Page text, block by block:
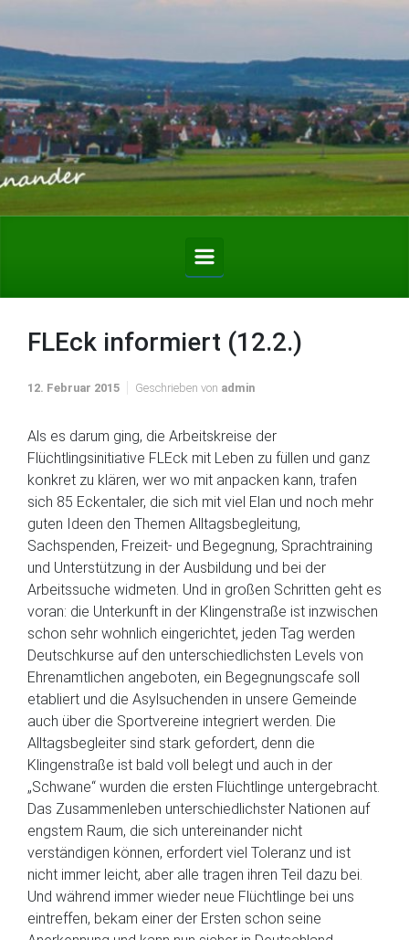
FLEck informiert (12.2.)
12. Februar 2015 Geschrieben von admin
Als es darum ging, die Arbeitskreise der
Flüchtlingsinitiative FLEck mit Leben zu füllen und ganz
konkret zu klären, wer wo mit anpacken kann, trafen
sich 85 Eckentaler, die sich mit viel Elan und noch mehr
guten Ideen den Themen Alltagsbegleitung,
Sachspenden, Freizeit- und Begegnung, Sprachtraining
und Unterstützung in der Ausbildung und bei der
Arbeitssuche widmeten. Und in großen Schritten geht es
voran: die Unterkunft in der Klingenstraße ist inzwischen
schon sehr wohnlich eingerichtet, jeden Tag werden
Deutschkurse auf den unterschiedlichsten Levels von
Ehrenamtlichen angeboten, ein Begegnungscafe soll
etabliert und die Asylsuchenden in unsere Gemeinde
auch über die Sportvereine integriert werden. Die
Alltagsbegleiter sind stark gefordert, denn die
Klingenstraße ist bald voll belegt und auch in der
„Schwane“ wurden die ersten Flüchtlinge untergebracht.
Das Zusammenleben unterschiedlichster Nationen auf
engstem Raum, die sich untereinander nicht
verständigen können, erfordert viel Toleranz und ist
nicht immer leicht, aber alle tragen ihren Teil dazu bei.
Und während immer wieder neue Flüchtlinge bei uns
eintreffen, bekam einer der Ersten schon seine